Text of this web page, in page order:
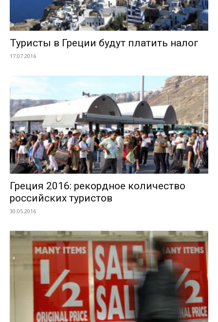
Туристы в Греции будут платить налог
17.07.2016
Греция 2016: рекордное количество
российских туристов
30.05.2016